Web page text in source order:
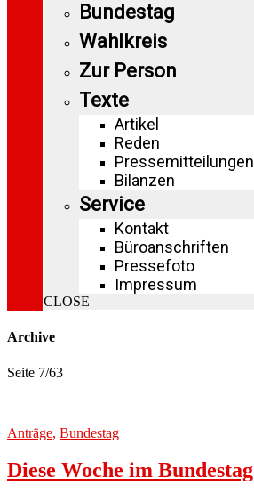
Bundestag
Wahlkreis
Zur Person
Texte
Artikel
Reden
Pressemitteilungen
Bilanzen
Service
Kontakt
Büroanschriften
Pressefoto
Impressum
CLOSE
Archive
Seite 7/63
Anträge, Bundestag
Diese Woche im Bundestag